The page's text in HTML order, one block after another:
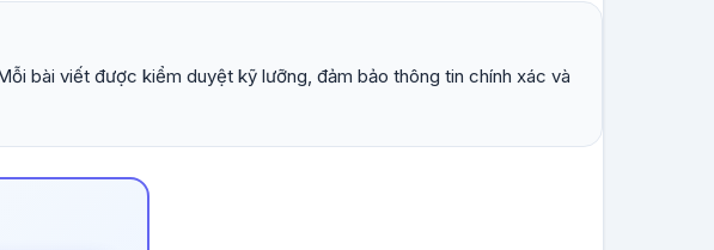
bài viết được kiểm duyệt kỹ lưỡng, đảm bảo thông tin chính xác và